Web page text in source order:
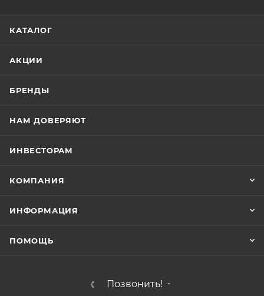
КАТАЛОГ
АКЦИИ
БРЕНДЫ
НАМ ДОВЕРЯЮТ
ИНВЕСТОРАМ
КОМПАНИЯ
ИНФОРМАЦИЯ
ПОМОЩЬ
Позвонить!